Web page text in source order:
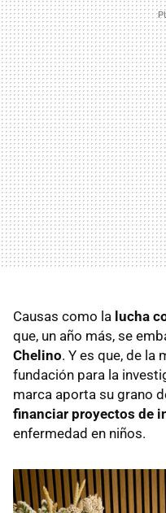
Causas como la lucha
que, un año más, se
Chelino. Y es que, de la
fundación para la
marca aporta su grano
financiar proyectos de
enfermedad en niños.